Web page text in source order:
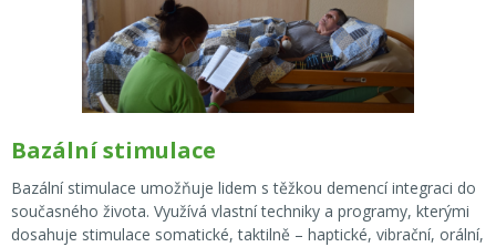
Bazální stimulace
Bazální stimulace umožňuje lidem s těžkou demencí integraci do
současného života. Využívá vlastní techniky a programy, kterými
dosahuje stimulace somatické, taktilně – haptické, vibrační, orální,